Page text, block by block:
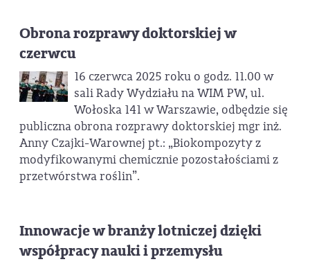
Obrona rozprawy doktorskiej w
czerwcu
16 czerwca 2025 roku o godz. 11.00 w
sali Rady Wydziału na WIM PW, ul.
Wołoska 141 w Warszawie, odbędzie się
publiczna obrona rozprawy doktorskiej mgr inż.
Anny Czajki-Warownej pt.: „Biokompozyty z
modyfikowanymi chemicznie pozostałościami z
przetwórstwa roślin”.
Innowacje w branży lotniczej dzięki
współpracy nauki i przemysłu